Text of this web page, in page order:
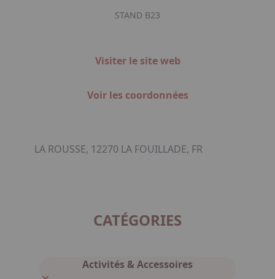
STAND B23
Visiter le site web
Voir les coordonnées
LA ROUSSE, 12270 LA FOUILLADE, FR
CATÉGORIES
Activités & Accessoires